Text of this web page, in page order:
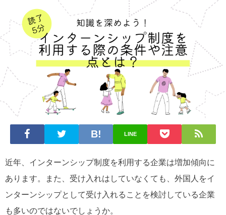
LINE
近年、インターンシップ制度を利用する企業は増加傾向に
あります。また、受け入れはしていなくても、外国人をイ
ンターンシップとして受け入れることを検討している企業
も多いのではないでしょうか。